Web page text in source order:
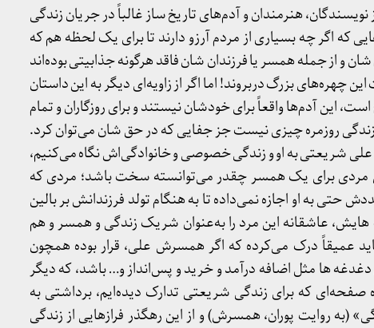
هنرمندان و آدم‌های تاریخ ساز غالباً در جریان زندگی
که اگر چه بسیاری از مردم آرزو دارند تا برای یک لحظه هم که
شان و از جمله همسر یا فرزندان شان فاقد هرگونه جذابیتی بوده‌اند
بزرگ دربروند! اما اگر از زاویه‌ای دیگر به این داستان
این آدم‌ها واقعاً برای خودشان نیستند و برای روزگاران و تمام
روزمره چیزی نیست جز جفایی که در حق شان می‌توان کرد.
شریعتی به او و زندگی خصوصی و خانوادگی‌اش نگاه می‌کنیم،
مردی برای یک همسر چقدر می‌توانسته سخت باشد؛ مردی که
به او اجازه نمی‌داده تا به هنگام تولد فرزندانش بر بالین
عاشقانه این مرد را به‌عنوان شریک زندگی و همسر و هم
درک می‌کرده که اگر همسرش علی، قرار بوده همچون
ها مثل اضافه درآمد و خرید و پس‌انداز و… باشد، که دیگر
که برای زندگی شریعتی تدارک دیده‌ایم، برداشتی به
(به روایت پوران، همسرش) و از این رهگذر فرازهایی از زندگی